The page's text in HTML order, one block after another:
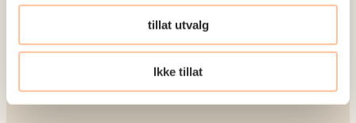
tillat utvalg
Ikke tillat
Besøksadresse